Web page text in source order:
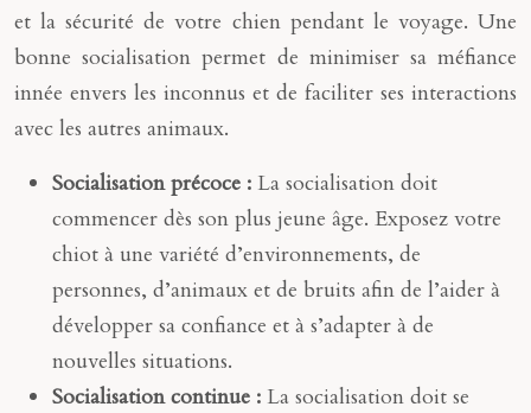
et la sécurité de votre chien pendant le voyage. Une
bonne socialisation permet de minimiser sa méfiance
innée envers les inconnus et de faciliter ses interactions
avec les autres animaux.
Socialisation précoce : La socialisation doit
commencer dès son plus jeune âge. Exposez votre
chiot à une variété d’environnements, de
personnes, d’animaux et de bruits afin de l’aider à
développer sa confiance et à s’adapter à de
nouvelles situations.
Socialisation continue : La socialisation doit se